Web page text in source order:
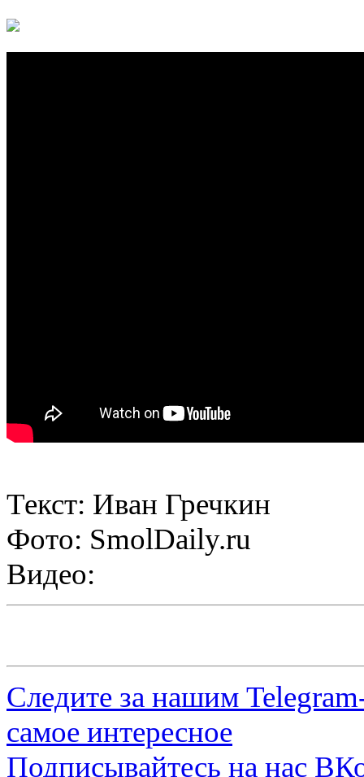
Текст: Иван Гречкин
Фото: SmolDaily.ru
Видео:
Следите за нашим
самое интересное
Подписывайтесь на нас